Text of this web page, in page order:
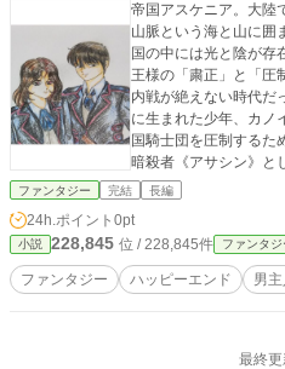
帝国アスケニア。大陸
山脈という海と山に囲まれた王
国の中には光と陰が存在してきた。 彼
王様の「粛正」と「圧
内戦が絶えない時代だ
に生まれた少年、カノイと少女
国騎士団を圧制するた
暗殺者《アサシン》と
れる。二人はそれだけ
討伐先でカノイは騎士
の戦死を知らされる。
成長して十七歳になり
二人が暗殺者として育
ファンタジー 完結 長編
24h.ポイント 0pt
小説 228,845 位 / 228,845件 ファンタジ
ファンタジー ハッピーエンド 男
最終